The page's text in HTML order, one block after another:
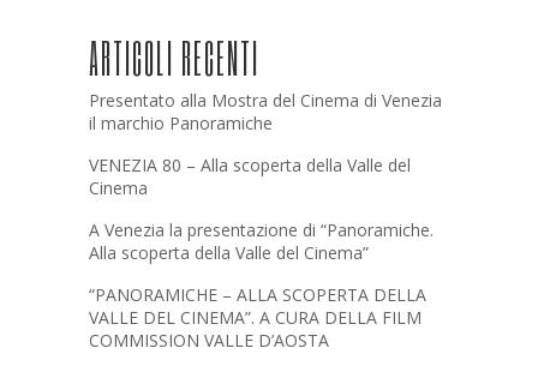
ARTICOLI RECENTI
Presentato alla Mostra del Cinema di Venezia
il marchio Panoramiche
VENEZIA 80 – Alla scoperta della Valle del
Cinema
A Venezia la presentazione di “Panoramiche.
Alla scoperta della Valle del Cinema”
“PANORAMICHE – ALLA SCOPERTA DELLA
VALLE DEL CINEMA”. A CURA DELLA FILM
COMMISSION VALLE D’AOSTA